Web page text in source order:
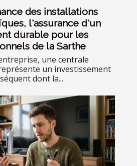
des installations
l'assurance d'un
durable pour les
de la Sarthe
une centrale
un investissement
dont la...